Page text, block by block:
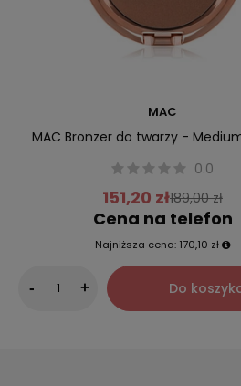
MAC
MAC Bronzer do twarzy -
0.0
151,20 zł189,00 zł
Cena na telefon
Najniższa cena: 170,10 zł
- + Do